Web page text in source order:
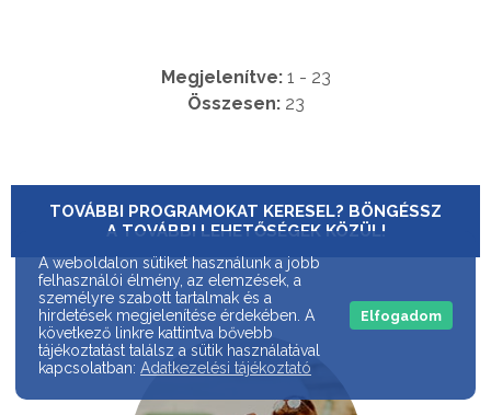
Megjelenítve: 1 - 23
Összesen: 23
TOVÁBBI PROGRAMOKAT KERESEL? BÖNGÉSSZ
A TOVÁBBI LEHETŐSÉGEK KÖZÜL!
A weboldalon sütiket használunk a jobb
felhasználói élmény, az elemzések, a
személyre szabott tartalmak és a
hirdetések megjelenítése érdekében. A
következő linkre kattintva bővebb
tájékoztatást találsz a sütik használatával
kapcsolatban: Adatkezelési tájékoztató
Elfogadom